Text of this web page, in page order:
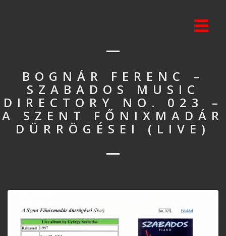
BOGNÁR FERENC –
SZABADOS MUSIC
DIRECTORY NO. 023 –
A SZENT FŐNIXMADÁR
DÜRRÖGÉSEI (LIVE)